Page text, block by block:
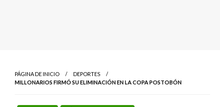
PÁGINA DE INICIO
DEPORTES
MILLONARIOS FIRMÓ SU ELIMINACIÓN EN LA COPA POSTOBÓN